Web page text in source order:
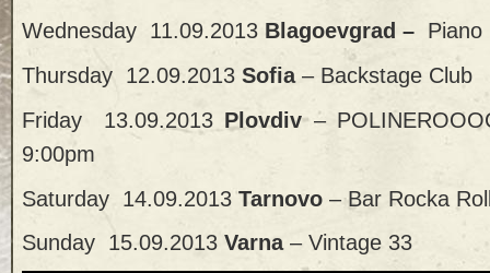
Wednesday 11.09.2013 Blagoevgrad – Piano
Thursday 12.09.2013 Sofia– Backstage Club
Friday 13.09.2013 Plovdiv–
9:00pm
Saturday 14.09.2013 Tarnovo – Bar Rocka
Sunday 15.09.2013 Varna– Vintage 33